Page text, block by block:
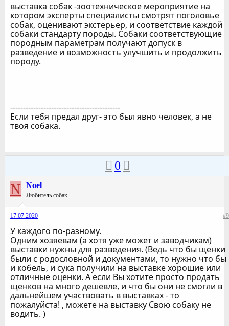
выставка собак -зоотехническое мероприятие на
котором эксперты специалисты смотрят поголовье
собак, оценивают экстерьер, и соответствие каждой
собаки стандарту породы. Собаки соответствующие
породным параметрам получают допуск в
разведение и возможность улучшить и продолжить
породу.
-------------------------------------------
Если тебя предал друг- это был явно человек, а не
твоя собака.
0
N Noel
Любитель собак
17.07.2020 #9
У каждого по-разному.
Одним хозяевам (а хотя уже может и заводчикам)
выставки нужны для разведения. (Ведь что бы щенки
были с родословной и документами, то нужно что бы
и кобель, и сука получили на выставке хорошие или
отличные оценки. А если Вы хотите просто продать
щенков на много дешевле, и что бы они не смогли в
дальнейшем участвовать в выставках - то
пожалуйста! , можете на выставку Свою собаку не
водить. )